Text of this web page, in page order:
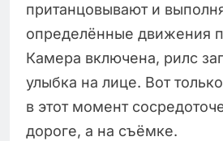
пританцовывают и
определённые движения
Камера включена, рилс
улыбка на лице. Вот
в этот момент
дороге, а на съёмке.